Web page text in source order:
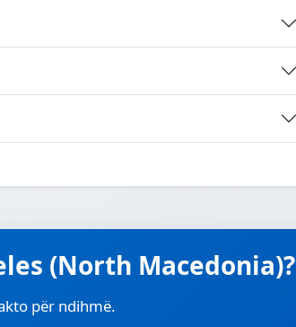
(North Macedonia)?
për ndihmë.